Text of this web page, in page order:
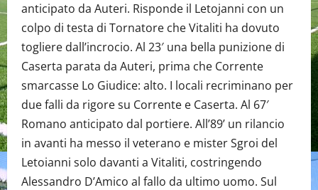
anticipato da Auteri. Risponde il Letojanni con un
colpo di testa di Tornatore che Vitaliti ha dovuto
togliere dall’incrocio. Al 23′ una bella punizione di
Caserta parata da Auteri, prima che Corrente
smarcasse Lo Giudice: alto. I locali recriminano per
due falli da rigore su Corrente e Caserta. Al 67′
Romano anticipato dal portiere. All’89’ un rilancio
in avanti ha messo il veterano e mister Sgroi del
Letoianni solo davanti a Vitaliti, costringendo
Alessandro D’Amico al fallo da ultimo uomo. Sul